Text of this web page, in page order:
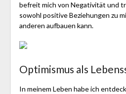
befreit mich von Negativität und
sowohl positive Beziehungen zu
anderen aufbauen kann.
Optimismus als
In meinem Leben habe ich